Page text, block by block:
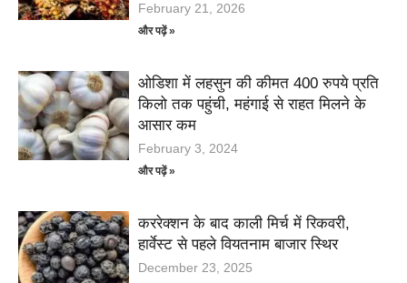
February 21, 2026
और पढ़ें »
ओडिशा में लहसुन की कीमत 400 रुपये प्रति
किलो तक पहुंची, महंगाई से राहत मिलने के
आसार कम
February 3, 2024
और पढ़ें »
कररेक्शन के बाद काली मिर्च में रिकवरी,
हार्वेस्ट से पहले वियतनाम बाजार स्थिर
December 23, 2025